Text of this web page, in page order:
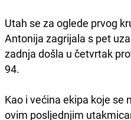
Utah se za oglede prvog
Antonija zagrijala s pet
zadnja došla u četvrtak
94.
Kao i većina ekipa koje se
ovim posljednjim